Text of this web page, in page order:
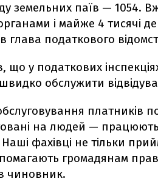
земельних паїв — 1054.
і майже 4 тисячі
глава податкового
що у податкових
обслужити
платників
на людей —
Наші фахівці не тільки
громадянам
чиновник.